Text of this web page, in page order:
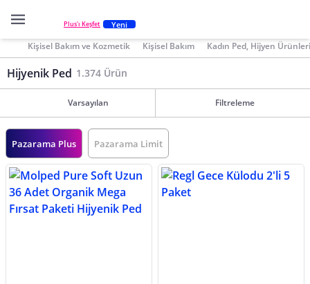
Plus'ı Keşfet Yeni
Kişisel Bakım ve Kozmetik Kişisel Bakım Kadın Ped, Hijyen
Hijyenik Ped 1.374 Ürün
Varsayılan Filtreleme
Pazarama Plus Pazarama Limit